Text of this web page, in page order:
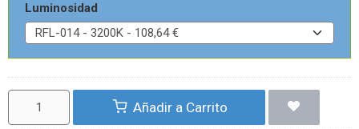
Luminosidad
Añadir a Carrito